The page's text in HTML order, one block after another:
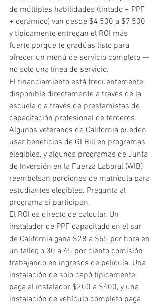
de múltiples habilidades (tintado + PPF
+ cerámico) van desde $4,500 a $7,500
y típicamente entregan el ROI más
fuerte porque te gradúas listo para
ofrecer un menú de servicio completo —
no solo una línea de servicio.
El financiamiento está frecuentemente
disponible directamente a través de la
escuela o a través de prestamistas de
capacitación profesional de terceros.
Algunos veteranos de California pueden
usar beneficios de GI Bill en programas
elegibles, y algunos programas de Junta
de Inversión en la Fuerza Laboral (WIB)
reembolsan porciones de matrícula para
estudiantes elegibles. Pregunta al
programa si participan.
El ROI es directo de calcular. Un
instalador de PPF capacitado en el sur
de California gana $28 a $55 por hora en
un taller, o 30 a 45 por ciento comisión
trabajando en ingresos de película. Una
instalación de solo capó típicamente
paga al instalador $200 a $400, y una
instalación de vehículo completo paga